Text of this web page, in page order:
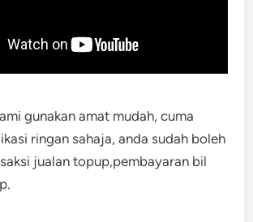
gunakan amat mudah, cuma
ringan sahaja, anda sudah boleh
jualan topup,pembayaran bil